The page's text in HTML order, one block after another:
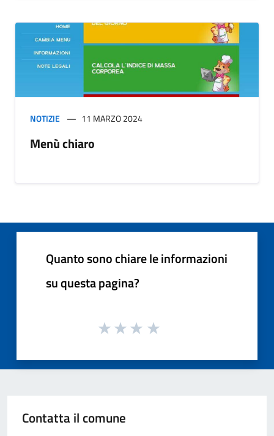
NOTIZIE 11 MARZO 2024
Menù chiaro
Quanto sono chiare le informazioni
su questa pagina?
Contatta il comune